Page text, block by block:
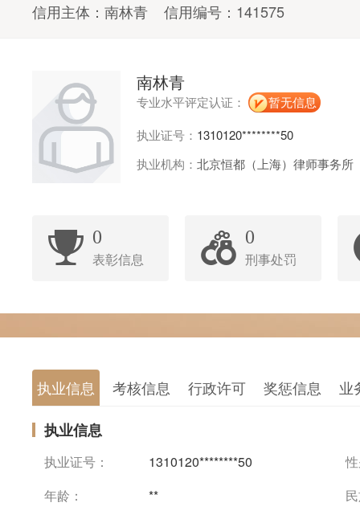
信用主体： 南林青 信用编号： 141575
南林青
专业水平评定认证：
暂无信息
执业证号： 1310120********50
执业机构： 北京恒都（上海）律师事务所
0
表彰信息
0
刑事处罚
执业信息 考核信息 行政许可 奖惩信息 业
执业信息
执业证号： 1310120********50
年龄：
**